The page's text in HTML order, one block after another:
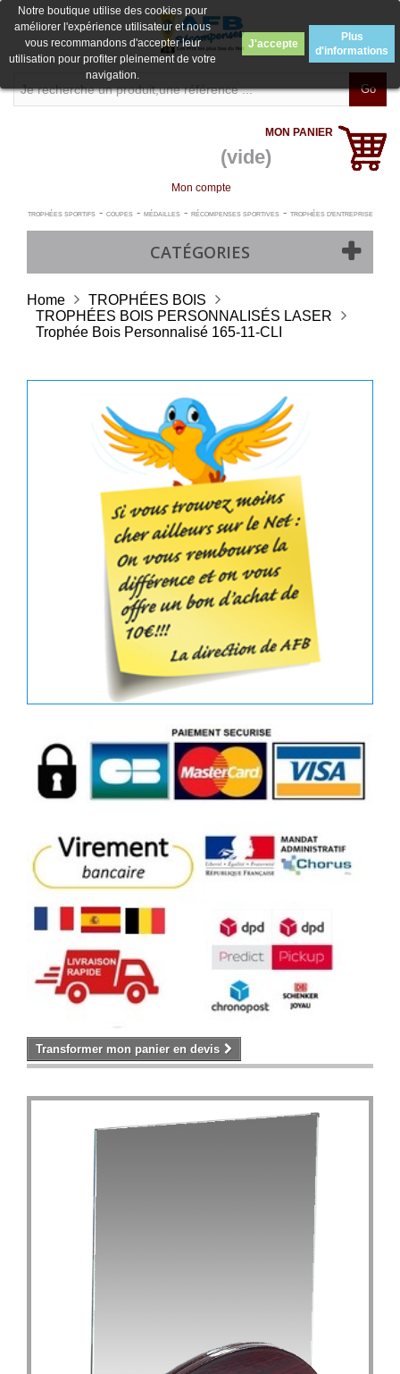
Go
MON PANIER
(vide)
Mon compte
TROPHÉES SPORTIFS- COUPES- MÉDAILLES- RÉCOMPENSES SPORTIVES- TROPHÉES D'ENTREPRISE
CATÉGORIES
Notre boutique utilise des cookies pour
améliorer l'expérience utilisateur et nous
vous recommandons d'accepter leur
utilisation pour profiter pleinement de votre
navigation.
J'accepte
Plus
d'informations
Home
TROPHÉES BOIS
TROPHÉES BOIS PERSONNALISÉS LASER
Trophée Bois Personnalisé 165-11-CLI
Transformer mon panier en devis